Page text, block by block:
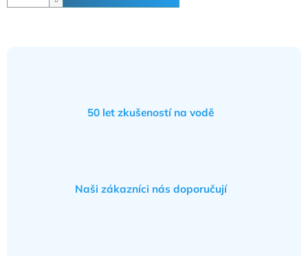
50 let zkušeností na vodě
Naši zákazníci nás doporučují